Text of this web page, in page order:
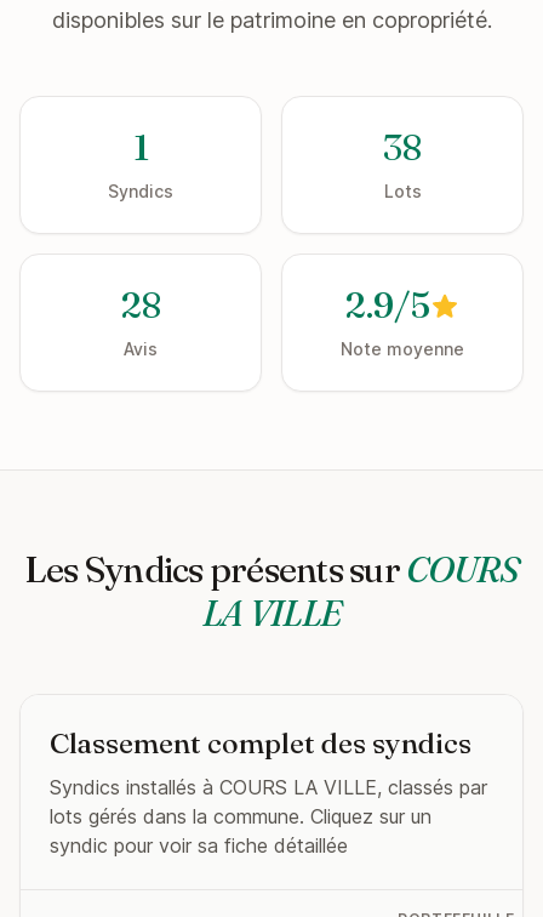
disponibles sur le patrimoine en copropriété.
1
Syndics
38
Lots
28
Avis
2.9/5
Note moyenne
Les Syndics présents surCOURS
LA VILLE
Classement complet des syndics
Syndics installés à COURS LA VILLE, classés par
lots gérés dans la commune. Cliquez sur un
syndic pour voir sa fiche détaillée